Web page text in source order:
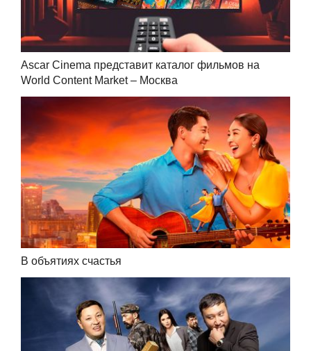
Ascar Cinema представит каталог фильмов на
World Content Market – Москва
В объятиях счастья